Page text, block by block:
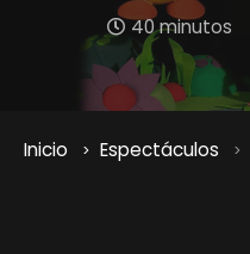
40 minutos
Inicio Espectáculos